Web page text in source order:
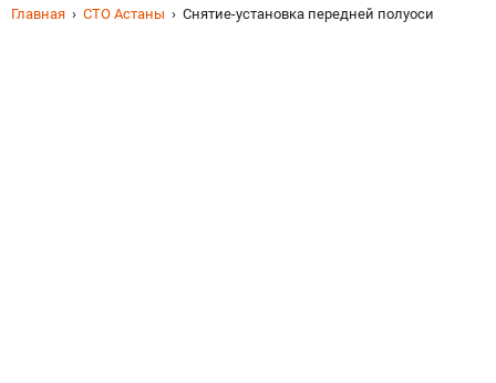
Главная СТО Астаны Снятие-установка передней полуоси